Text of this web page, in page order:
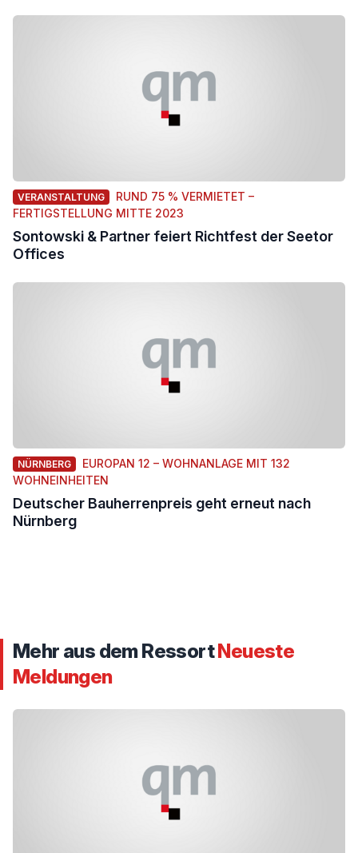
VERANSTALTUNG
RUND 75 % VERMIETET –
FERTIGSTELLUNG MITTE 2023
Sontowski & Partner feiert Richtfest der Seetor
Offices
NÜRNBERG
EUROPAN 12 – WOHNANLAGE MIT 132
WOHNEINHEITEN
Deutscher Bauherrenpreis geht erneut nach
Nürnberg
Mehr aus dem RessortNeueste
Meldungen